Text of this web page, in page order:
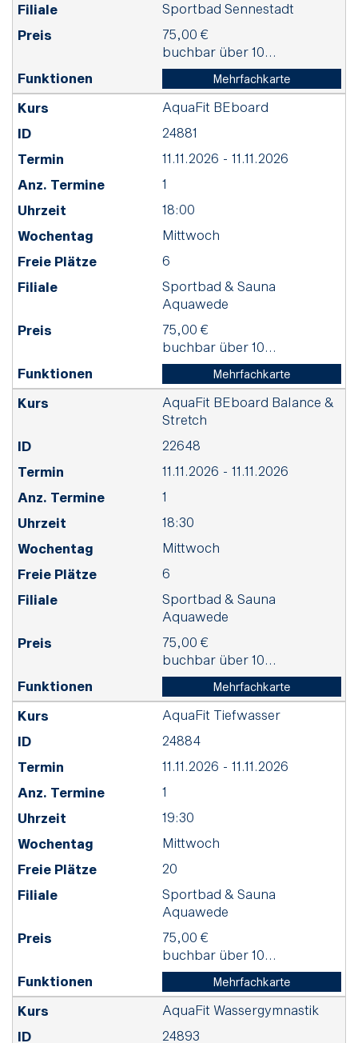
Sportbad Sennestadt
75,00 €
buchbar über 10...
Mehrfachkarte
AquaFit BEboard
24881
11.11.2026 - 11.11.2026
1
18:00
Mittwoch
6
Sportbad & Sauna
Aquawede
75,00 €
buchbar über 10...
Mehrfachkarte
AquaFit BEboard Balance &
Stretch
22648
11.11.2026 - 11.11.2026
1
18:30
Mittwoch
6
Sportbad & Sauna
Aquawede
75,00 €
buchbar über 10...
Mehrfachkarte
AquaFit Tiefwasser
24884
11.11.2026 - 11.11.2026
1
19:30
Mittwoch
20
Sportbad & Sauna
Aquawede
75,00 €
buchbar über 10...
Mehrfachkarte
AquaFit Wassergymnastik
24893